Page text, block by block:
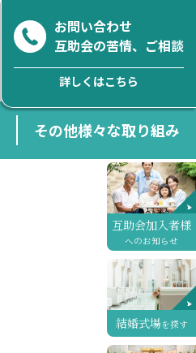
その他様々な取り組み
お問い合わせ
互助会の苦情、ご相談
詳しくはこちら
互助会加入者様
へのお知らせ
結婚式場を探す